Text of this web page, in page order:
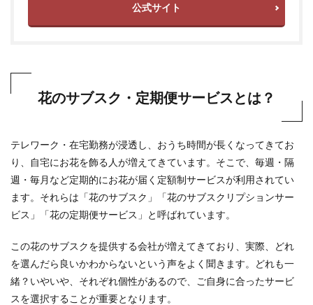
公式サイト
花のサブスク・定期便サービスとは？
テレワーク・在宅勤務が浸透し、おうち時間が長くなってきてお
り、自宅にお花を飾る人が増えてきています。そこで、毎週・隔
週・毎月など定期的にお花が届く定額制サービスが利用されてい
ます。それらは「花のサブスク」「花のサブスクリプションサー
ビス」「花の定期便サービス」と呼ばれています。
この花のサブスクを提供する会社が増えてきており、実際、どれ
を選んだら良いかわからないという声をよく聞きます。どれも一
緒？いやいや、それぞれ個性があるので、ご自身に合ったサービ
スを選択することが重要となります。